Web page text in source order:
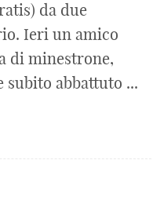
da due
Ieri un amico
di minestrone,
subito abbattuto ...